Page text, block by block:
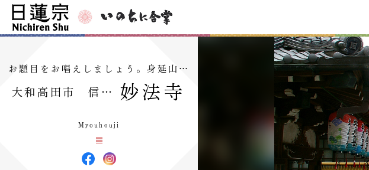
お題目をお唱えしましょう。身延山…
大和高田市 信… 妙法寺
Myouhouji